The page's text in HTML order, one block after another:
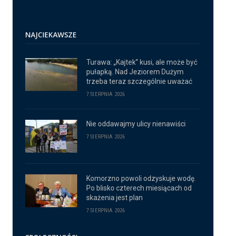
NAJCIEKAWSZE
Turawa: „Kajtek” kusi, ale może być
pułapką. Nad Jeziorem Dużym
trzeba teraz szczególnie uważać
7 SIERPNIA 2026
Nie oddawajmy ulicy nienawiści
7 SIERPNIA 2026
Komorzno powoli odzyskuje wodę.
Po blisko czterech miesiącach od
skażenia jest plan
7 SIERPNIA 2026